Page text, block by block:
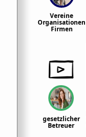
Vereine
Organisationen
Firmen
gesetzlicher
Betreuer